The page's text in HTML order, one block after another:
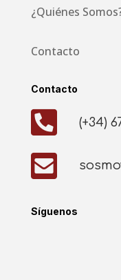
¿Quiénes
Contacto
Contacto
 (+34)

Síguenos